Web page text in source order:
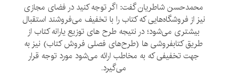
محمدحسن شاطریان گفت: اگر توجه کنید در فضای مجازی
نیز از فروشگاه‌هایی که کتاب را با تخفیف می‌فروشند استقبال
بیشتری می‌شود؛ در نتیجه طرح های توزیع یارانه کتاب از
طریق کتابفروشی ها (طرح‌های فصلی فروش کتاب) نیز به
جهت تخفیفی که به مخاطب ارائه می‌شود مورد توجه قرار
می‌گیرد.